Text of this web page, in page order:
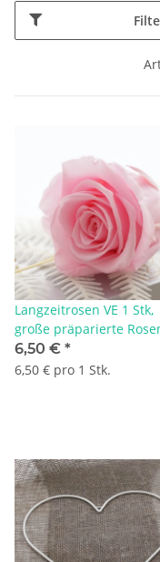
Langzeitrosen VE 1 Stk,
große präparierte
stabilisiert, Farbe rosa, D
ca.7 cm
6,50 € *
6,50 € pro 1 Stk.